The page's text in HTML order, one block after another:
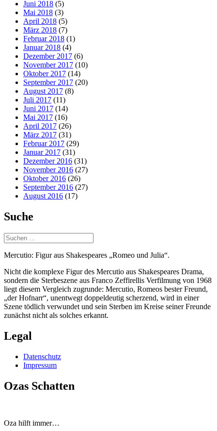
Juni 2018 (5)
Mai 2018 (3)
April 2018 (5)
März 2018 (7)
Februar 2018 (1)
Januar 2018 (4)
Dezember 2017 (6)
November 2017 (10)
Oktober 2017 (14)
September 2017 (20)
August 2017 (8)
Juli 2017 (11)
Juni 2017 (14)
Mai 2017 (16)
April 2017 (26)
März 2017 (31)
Februar 2017 (29)
Januar 2017 (31)
Dezember 2016 (31)
November 2016 (27)
Oktober 2016 (26)
September 2016 (27)
August 2016 (17)
Suche
Suchen
nach:
Mercutio: Figur aus Shakespeares „Romeo und Julia“.
Nicht die komplexe Figur des Mercutio aus Shakespeares Drama,
sondern die Sterbeszene aus Franco Zeffirellis Verfilmung von 1968
liegt diesem Vergleich zugrunde: Mercutio, Romeos bester Freund,
„der Hofnarr“, unentwegt doppeldeutig scherzend, wird in einer
Szene tödlich verwundet und sein Sterben im Kreise seiner Freunde
zunächst nicht als solches erkannt.
Legal
Datenschutz
Impressum
Ozas Schatten
Oza hilft immer…